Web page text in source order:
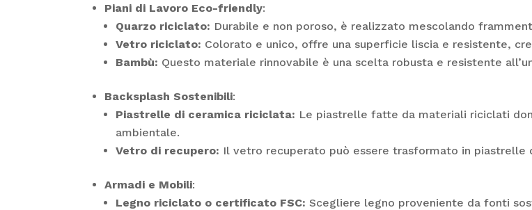
Piani di Lavoro Eco-friendly:
Quarzo riciclato: Durabile e non poroso, è realizzato mescolando
Vetro riciclato: Colorato e unico, offre una superficie liscia e resistente,
Bambù: Questo materiale rinnovabile è una scelta robusta e resistente
Backsplash Sostenibili:
Piastrelle di ceramica riciclata: Le piastrelle fatte da materiali riciclati
ambientale.
Vetro di recupero: Il vetro recuperato può essere trasformato in
Armadi e Mobili:
Legno riciclato o certificato FSC: Scegliere legno proveniente da fonti